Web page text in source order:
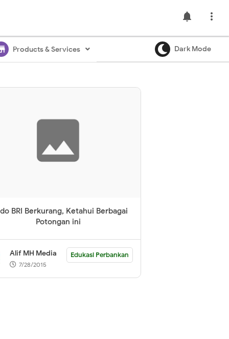

notifications
Products & Services Dark Mode
BRI Berkurang, Ketahui Berbagai
Potongan ini
Alif MH Media
7/28/2015
Edukasi Perbankan